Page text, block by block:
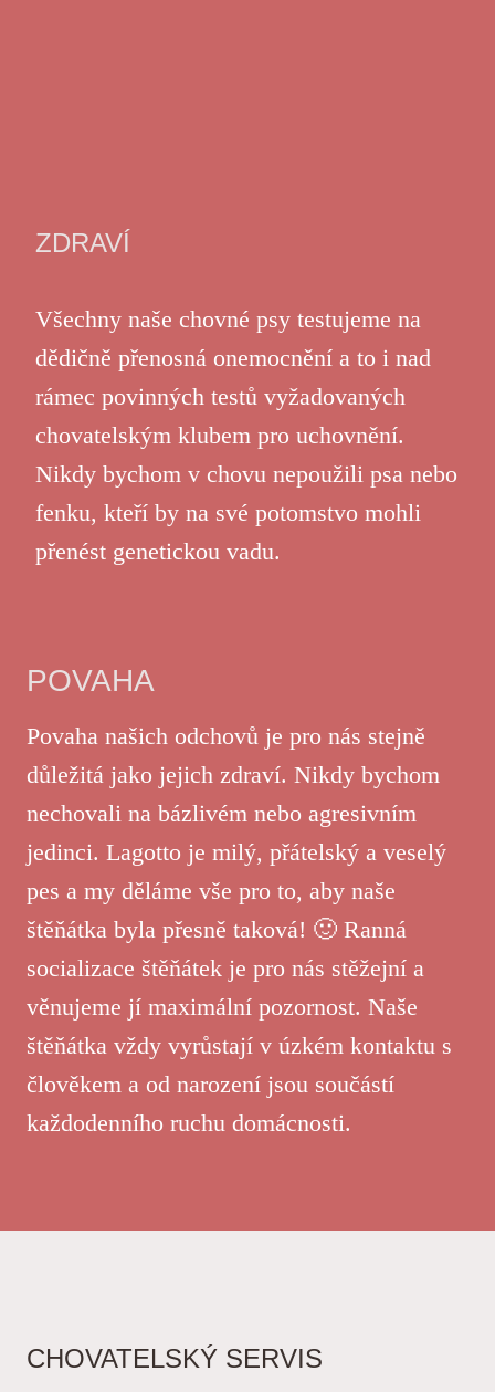
ZDRAVÍ
Všechny naše chovné psy testujeme na
dědičně přenosná onemocnění a to i nad
rámec povinných testů vyžadovaných
chovatelským klubem pro uchovnění.
Nikdy bychom v chovu nepoužili psa nebo
fenku, kteří by na své potomstvo mohli
přenést genetickou vadu.
POVAHA
Povaha našich odchovů je pro nás stejně
důležitá jako jejich zdraví. Nikdy bychom
nechovali na bázlivém nebo agresivním
jedinci. Lagotto je milý, přátelský a veselý
pes a my děláme vše pro to, aby naše
štěňátka byla přesně taková! 🙂 Ranná
socializace štěňátek je pro nás stěžejní a
věnujeme jí maximální pozornost. Naše
štěňátka vždy vyrůstají v úzkém kontaktu s
člověkem a od narození jsou součástí
každodenního ruchu domácnosti.
CHOVATELSKÝ SERVIS